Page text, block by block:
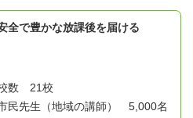
全で豊かな放課後を届ける
校数 21校
民先生（地域の講師） 5,000名